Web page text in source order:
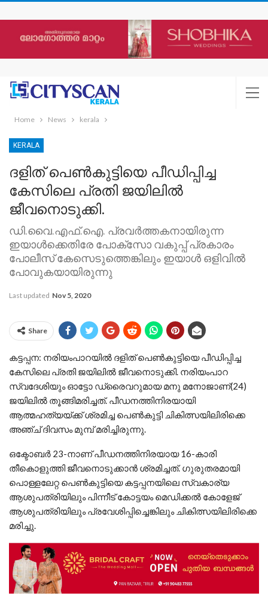
Home News kerala
KERALA
ദളിത് പെൺകുട്ടിയെ പീഡിപ്പിച്ച
കേസിലെ പ്രതി ജയിലിൽ
ജീവനൊടുക്കി.
ഡി.വൈ.എഫ്.ഐ. പ്രവർത്തകനായിരുന്ന
ഇയാൾക്കെതിരേ പോക്സോ വകുപ്പ് പ്രകാരം
പോലീസ് കേസെടുത്തെങ്കിലും ഇയാൾ ഒളിവിൽ
പോവുകയായിരുന്നു
Last updated Nov 5, 2020
Share
കട്ടപ്പന: നരിയംപാറയിൽ ദളിത് പെൺകുട്ടിയെ പീഡിപ്പിച്ച
കേസിലെ പ്രതി ജയിലിൽ ജീവനൊടുക്കി. നരിയംപാറ
സ്വദേശിയും ഓട്ടോ ഡ്രൈവറുമായ മനു മനോജാണ്(24)
ജയിലിൽ തൂങ്ങിമരിച്ചത്. പീഡനത്തിനിരയായി
ആത്മഹത്യയ്ക്ക് ശ്രമിച്ച പെൺകുട്ടി ചികിത്സയിലിരിക്കെ
അഞ്ച് ദിവസം മുമ്പ് മരിച്ചിരുന്നു.
ഒക്ടോബർ 23-നാണ് പീഡനത്തിനിരയായ 16-കാരി
തീകൊളുത്തി ജീവനൊടുക്കാൻ ശ്രമിച്ചത്. ഗുരുതരമായി
പൊള്ളലേറ്റ പെൺകുട്ടിയെ കട്ടപ്പനയിലെ സ്വകാര്യ
ആശുപത്രിയിലും പിന്നീട് കോട്ടയം മെഡിക്കൽ കോളേജ്
ആശുപത്രിയിലും പ്രവേശിപ്പിച്ചെങ്കിലും ചികിത്സയിലിരിക്കെ
മരിച്ചു.